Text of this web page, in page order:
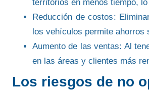
territorios en menos tiempo,
Reducción de costos:
los vehículos permite ahorros
Aumento de las ventas: Al
en las áreas y clientes más
Los riesgos de no